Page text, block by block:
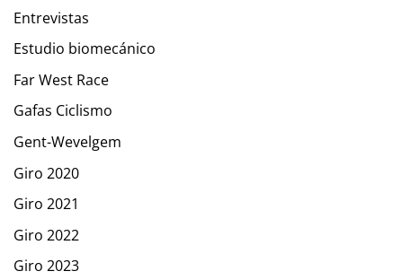
Entrevistas
Estudio biomecánico
Far West Race
Gafas Ciclismo
Gent-Wevelgem
Giro 2020
Giro 2021
Giro 2022
Giro 2023